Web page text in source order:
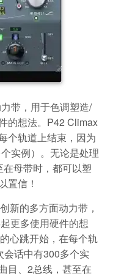
带，用于色调塑造/
的想法。P42 Climax
个轨道上结束，因为
实例）。无论是处理
母带时，都可以塑
信！
新的多方面动力带，
更多使用硬件的想
心跳开始，在每个轨
会话中有300多个实
目、2总线，甚至在